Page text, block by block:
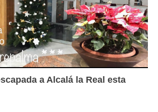
a Alcalá la Real esta